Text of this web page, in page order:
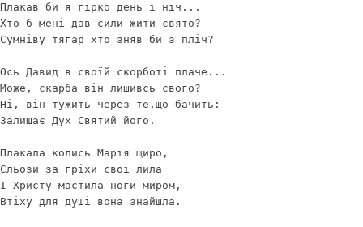
Плакав би я гiрко день i нiч...
Хто б менi дав сили жити свято?
Сумнiву тягар хто зняв би з плiч?
Ось Давид в своїй скорботi плаче...
Може, скарба вiн лишивсь свого?
Нi, вiн тужить через те,що бачить:
Залишає Дух Святий його.
Плакала колись Марiя щиро,
Сльози за гріхи свої лила
I Христу мастила ноги миром,
Втіху для душі вона знайшла.